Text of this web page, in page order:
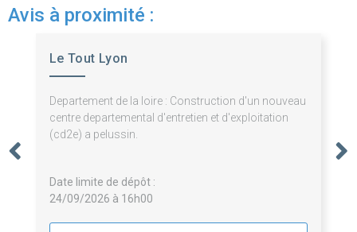
Avis à proximité :
Le Tout Lyon
Departement de la loire : Construction d'un nouveau
centre departemental d'entretien et d'exploitation
(cd2e) a pelussin.
Date limite de dépôt :
24/09/2026 à 16h00